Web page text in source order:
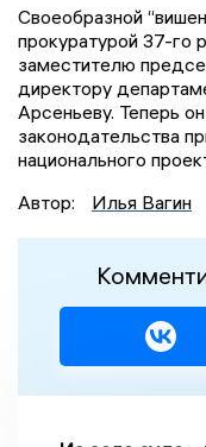
Своеобразной
прокуратурой 37-го
заместителю
директору
Арсеньеву. Теперь
законодательства
национального
Автор:
Илья Вагин